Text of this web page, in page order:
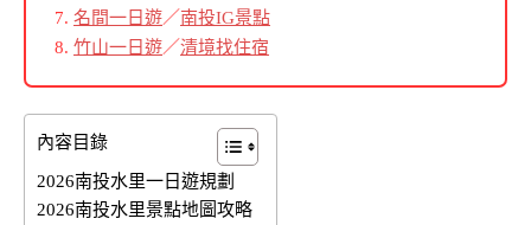
名間一日遊／南投IG景點
竹山一日遊／清境找住宿
內容目錄
2026南投水里一日遊規劃
2026南投水里景點地圖攻略